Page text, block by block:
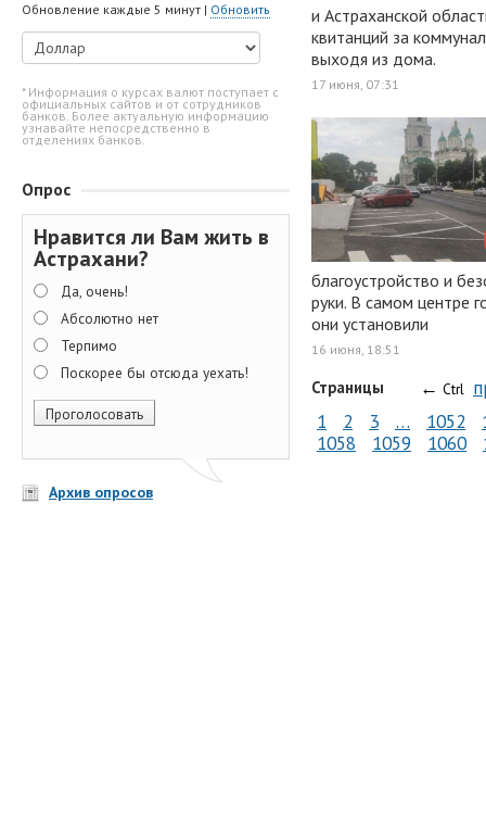
Обновление каждые 5 минут | Обновить
* Информация о курсах валют поступает с
официальных сайтов и от сотрудников
банков. Более актуальную информацию
узнавайте непосредственно в
отделениях банков.
Опрос
Нравится ли Вам жить в
Астрахани?
Да, очень!
Абсолютно нет
Терпимо
Поскорее бы отсюда уехать!
Архив опросов
и Астраханской
квитанций за
выходя из дома.
17 июня, 07:31
благоустройство и
руки. В самом центре
они установили
16 июня, 18:51
Страницы ← Ctrl
1
2 3 … 1052
1058
1059 1060